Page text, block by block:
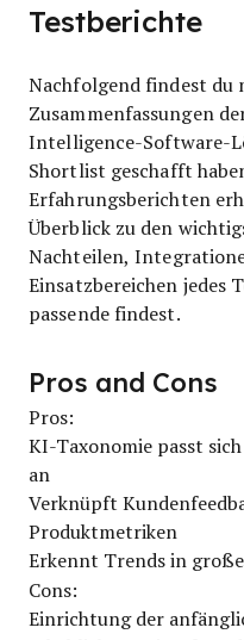
Testberichte
Nachfolgend findest du
Zusammenfassungen
Intelligence-Software-
Shortlist geschafft
Erfahrungsberichten
Überblick zu den
Nachteilen,
Einsatzbereichen jedes
passende findest.
Pros and Cons
Pros:
KI-Taxonomie passt
an
Verknüpft
Produktmetriken
Erkennt Trends in
Cons:
Einrichtung der